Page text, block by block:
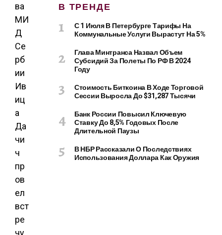
ва
МИ
Д
Се
рб
ии
Ив
иц
а
Да
чи
ч
пр
ов
ел
вст
ре
чу
В ТРЕНДЕ
С 1 Июля В Петербурге Тарифы На
Коммунальные Услуги Вырастут На 5%
Глава Минтранса Назвал Объем
Субсидий За Полеты По РФ В 2024
Году
Стоимость Биткоина В Ходе Торговой
Сессии Выросла До $31,287 Тысячи
Банк России Повысил Ключевую
Ставку До 8,5% Годовых После
Длительной Паузы
В НБР Рассказали О Последствиях
Использования Доллара Как Оружия